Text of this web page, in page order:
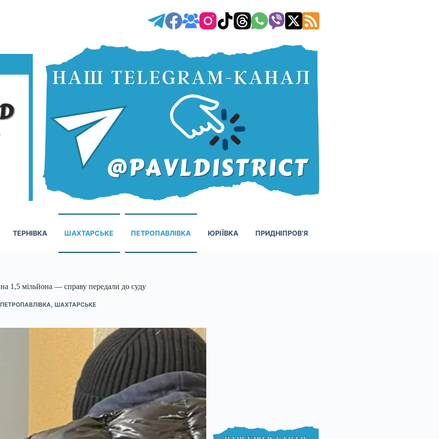
ТЕРНІВКА ШАХТАРСЬКЕ ПЕТРОПАВЛІВКА ЮРІЇВКА ПРИДНІПРОВ’Я
на 1,5 мільйона — справу передали до суду
ПЕТРОПАВЛІВКА, ШАХТАРСЬКЕ